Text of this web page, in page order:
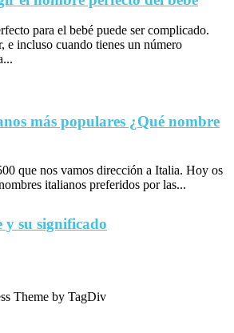
para el bebé puede ser complicado.
e incluso cuando tienes un número
más populares ¿Qué nombre
que nos vamos dirección a Italia. Hoy os
italianos preferidos por las...
y su significado
Theme by TagDiv